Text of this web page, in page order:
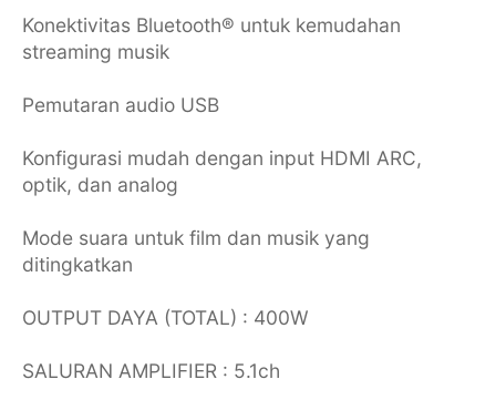
Konektivitas Bluetooth® untuk kemudahan
streaming musik
Pemutaran audio USB
Konfigurasi mudah dengan input HDMI ARC,
optik, dan analog
Mode suara untuk film dan musik yang
ditingkatkan
OUTPUT DAYA (TOTAL) : 400W
SALURAN AMPLIFIER : 5.1ch